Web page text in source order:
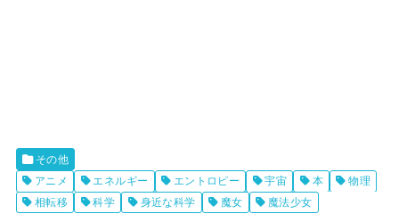
その他
アニメ
エネルギー エントロピー 宇宙 本
物理
相転移
科学 身近な科学 魔女 魔法少女